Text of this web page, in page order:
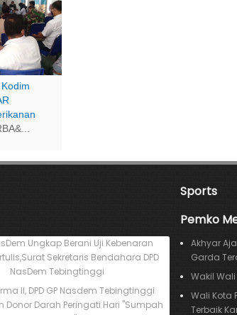
Ungkap Berani Uji Kebenaran
Sekretaris Bendahara DPD
NasDem Tebingtinggi
II, DPD GP Nasdem Tebingtinggi
Donor Darah Peringati Hari "Sumpah
Sports
Pemko
Akhyar
Garda
Wakil Wali
Wali Kota
Terbaik